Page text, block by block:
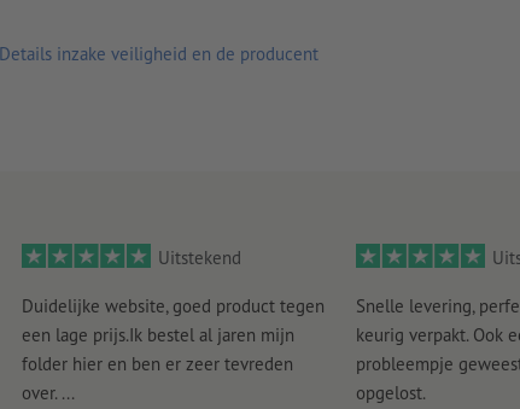
Commentarenworden verwijderd en niet afgedrukt
Details inzake veiligheid en de producent
Uitstekend
Duidelijke website, goed product tegen
een lage prijs.Ik bestel al jaren mijn
folder hier en ben er zeer tevreden
over. ...
Snelle levering,
keurig verpakt. Ook
probleempje
opgelost.